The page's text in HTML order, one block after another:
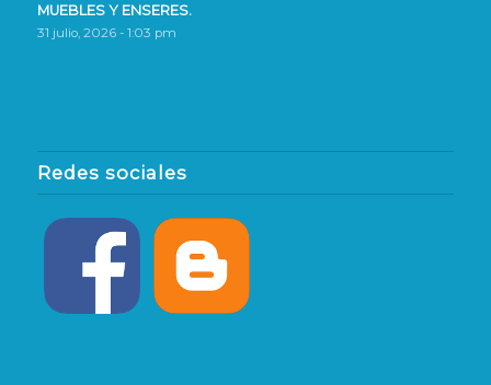
MUEBLES Y ENSERES.
31 julio, 2026 - 1:03 pm
Redes sociales